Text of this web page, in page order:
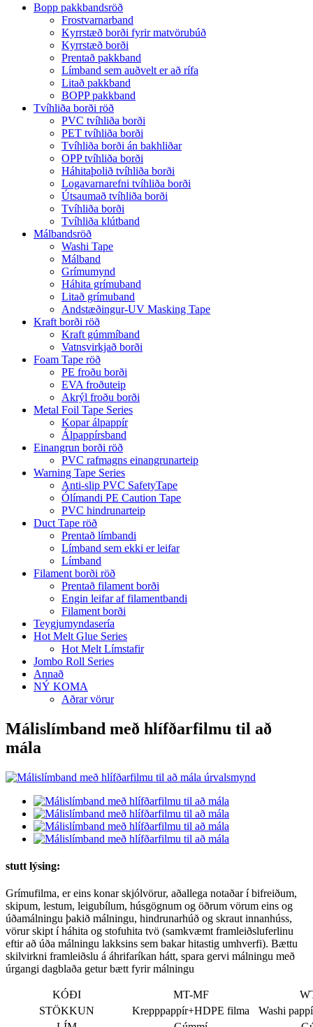
Bopp pakkbandsröð
Frostvarnarband
Kyrrstæð borði fyrir matvörubúð
Kyrrstæð borði
Prentað pakkband
Límband sem auðvelt er að rífa
Litað pakkband
BOPP pakkband
Tvíhliða borði röð
PVC tvíhliða borði
PET tvíhliða borði
Tvíhliða borði án bakhliðar
OPP tvíhliða borði
Háhitaþolið tvíhliða borði
Logavarnarefni tvíhliða borði
Útsaumað tvíhliða borði
Tvíhliða borði
Tvíhliða klútband
Málbandsröð
Washi Tape
Málband
Grímumynd
Háhita grímuband
Litað grímuband
Andstæðingur-UV Masking Tape
Kraft borði röð
Kraft gúmmíband
Vatnsvirkjað borði
Foam Tape röð
PE froðu borði
EVA froðuteip
Akrýl froðu borði
Metal Foil Tape Series
Kopar álpappír
Álpappírsband
Einangrun borði röð
PVC rafmagns einangrunarteip
Warning Tape Series
Anti-slip PVC SafetyTape
Ólímandi PE Caution Tape
PVC hindrunarteip
Duct Tape röð
Prentað límbandi
Límband sem ekki er leifar
Límband
Filament borði röð
Prentað filament borði
Engin leifar af filamentbandi
Filament borði
Teygjumyndasería
Hot Melt Glue Series
Hot Melt Límstafir
Jombo Roll Series
Annað
NÝ KOMA
Aðrar vörur
Málislímband með hlífðarfilmu til að
mála
stutt lýsing:
Grímufilma, er eins konar skjólvörur, aðallega notaðar í bifreiðum,
skipum, lestum, leigubílum, húsgögnum og öðrum vörum eins og
úðamálningu þakið málningu, hindrunarhúð og skraut innanhúss,
vörur skipt í háhita og stofuhita tvö (samkvæmt framleiðsluferlinu
eftir að úða málningu lakksins sem bakar hitastig umhverfi). Bættu
skilvirkni framleiðslu á áhrifaríkan hátt, spara gervi málningu með
úrgangi dagblaða getur bætt fyrir málningu
KÓÐI MT-MF
STÖKKUN
Krepppappír+HDPE filma
Washi